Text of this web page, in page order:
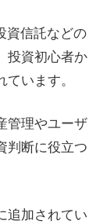
資信託などの
投資初心者か
います。
管理やユーザ
判断に役立つ
追加されてい